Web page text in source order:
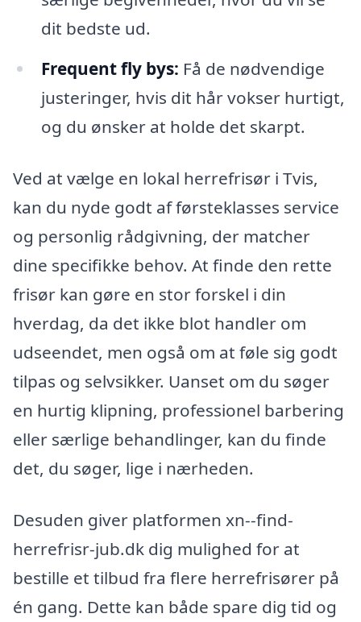
dit bedste ud.
Frequent fly bys: Få de nødvendige
justeringer, hvis dit hår vokser hurtigt,
og du ønsker at holde det skarpt.
Ved at vælge en lokal herrefrisør i Tvis,
kan du nyde godt af førsteklasses service
og personlig rådgivning, der matcher
dine specifikke behov. At finde den rette
frisør kan gøre en stor forskel i din
hverdag, da det ikke blot handler om
udseendet, men også om at føle sig godt
tilpas og selvsikker. Uanset om du søger
en hurtig klipning, professionel barbering
eller særlige behandlinger, kan du finde
det, du søger, lige i nærheden.
Desuden giver platformen xn--find-
herrefrisr-jub.dk dig mulighed for at
bestille et tilbud fra flere herrefrisører på
én gang. Dette kan både spare dig tid og